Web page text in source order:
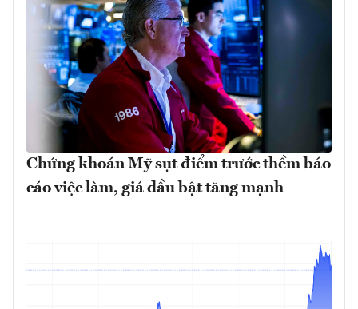
Chứng khoán Mỹ sụt điểm trước thềm báo
cáo việc làm, giá dầu bật tăng mạnh